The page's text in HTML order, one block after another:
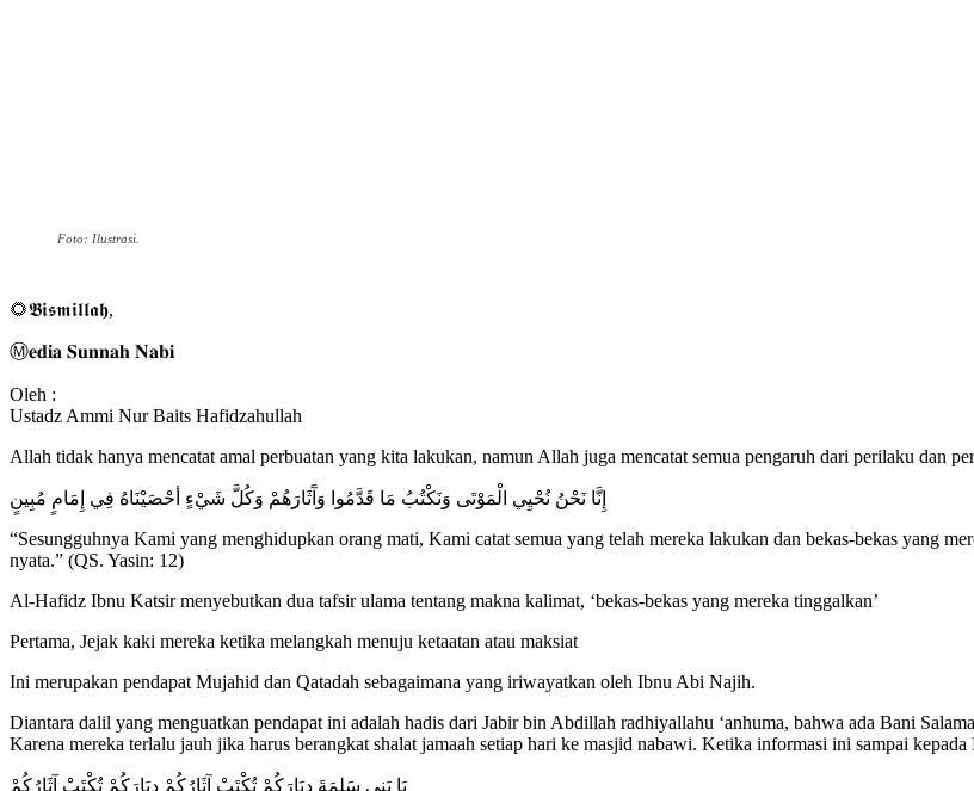
Foto: Ilustrasi.
🌻𝕭𝖎𝖘𝖒𝖎𝖑𝖑𝖆𝖍,
Ⓜ️𝐞𝐝𝐢𝐚 𝐒𝐮𝐧𝐧𝐚𝐡 𝐍𝐚𝐛𝐢
Oleh :
Ustadz Ammi Nur Baits Hafidzahullah
Allah tidak hanya mencatat amal perbuatan yang kita lakukan, namun Allah juga mencatat semua pengaruh dari perilaku dan
إِنَّا نَحْنُ نُحْيِي الْمَوْتَى وَنَكْتُبُ مَا قَدَّمُوا وَآَثَارَهُمْ وَكُلَّ شَيْءٍ أحْصَيْنَاهُ فِي إِمَامٍ مُبِينٍ
“Sesungguhnya Kami yang menghidupkan orang mati, Kami catat semua yang telah mereka lakukan dan bekas-bekas yang
nyata.” (QS. Yasin: 12)
Al-Hafidz Ibnu Katsir menyebutkan dua tafsir ulama tentang makna kalimat, ‘bekas-bekas yang mereka tinggalkan’
Pertama, Jejak kaki mereka ketika melangkah menuju ketaatan atau maksiat
Ini merupakan pendapat Mujahid dan Qatadah sebagaimana yang iriwayatkan oleh Ibnu Abi Najih.
Diantara dalil yang menguatkan pendapat ini adalah hadis dari Jabir bin Abdillah radhiyallahu ‘anhuma, bahwa ada Bani
Karena mereka terlalu jauh jika harus berangkat shalat jamaah setiap hari ke masjid nabawi. Ketika informasi ini sampai
يَا بَنِى سَلِمَةَ دِيَارَكُمْ تُكْتَبْ آثَارُكُمْ دِيَارَكُمْ تُكْتَبْ آثَارُكُمْ